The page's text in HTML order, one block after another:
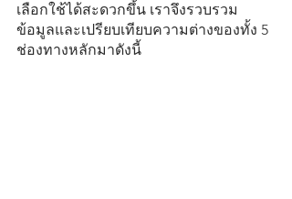
เลือกใช้ได้สะดวกขึ้น เราจึงรวบรวม
ข้อมูลและเปรียบเทียบความต่างของทั้ง 5
ช่องทางหลักมาดังนี้